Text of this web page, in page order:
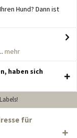
Hund? Dann ist
mehr
haben sich
für